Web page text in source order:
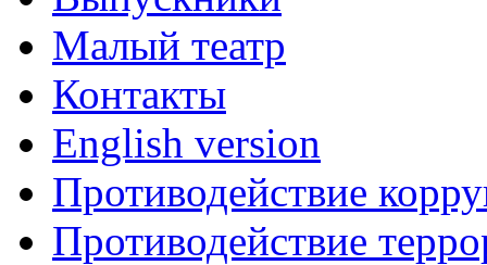
Малый театр
Контакты
English version
Противодействие
Противодействие